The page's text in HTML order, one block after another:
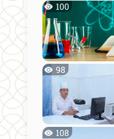
100
98
108